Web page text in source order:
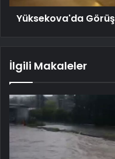
Yüksekova'da
İlgili Makaleler